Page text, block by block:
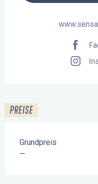
PREISE
Grundpreis
—